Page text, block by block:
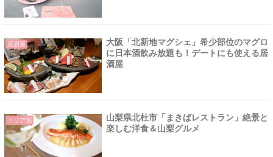
居酒屋
大阪「北新地マグシェ」希少部位のマグロ
に日本酒飲み放題も！デートにも使える居
酒屋
エリア別
山梨県北杜市「まきばレストラン」絶景と
楽しむ洋食＆山梨グルメ